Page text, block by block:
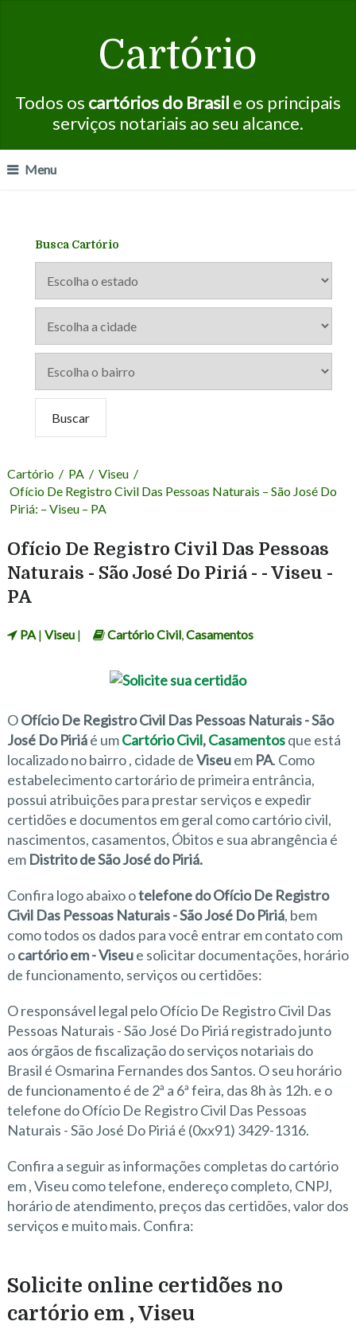
Cartório
Todos os cartórios do Brasil e os principais
serviços notariais ao seu alcance.
Menu
Busca Cartório
Cartório / PA / Viseu /
Ofício De Registro Civil Das Pessoas Naturais – São José Do
Piriá: – Viseu – PA
Ofício De Registro Civil Das Pessoas
Naturais - São José Do Piriá - - Viseu -
PA
PA| Viseu| Cartório Civil,Casamentos
OOfício De Registro Civil Das Pessoas Naturais - São
José Do Piriáé umCartório Civil,Casamentosque está
localizado no bairro, cidade deViseuem PA. Como
estabelecimento cartorário de primeira entrância,
possui atribuições para prestar serviços e expedir
certidões e documentos em geral como cartório civil,
nascimentos, casamentos, Óbitos e sua abrangência é
em Distrito de São José do Piriá.
Confira logo abaixo otelefone do Ofício De Registro
Civil Das Pessoas Naturais - São José Do Piriá, bem
como todos os dados para você entrar em contato com
ocartório em - Viseue solicitar documentações, horário
de funcionamento, serviços ou certidões:
O responsável legal pelo Ofício De Registro Civil Das
Pessoas Naturais - São José Do Piriá registrado junto
aos órgãos de fiscalização do serviços notariais do
Brasil é Osmarina Fernandes dos Santos. O seu horário
de funcionamento é de 2ª a 6ª feira, das 8h às 12h. e o
telefone do Ofício De Registro Civil Das Pessoas
Naturais - São José Do Piriá é (0xx91) 3429-1316.
Confira a seguir as informações completas do cartório
em , Viseu como telefone, endereço completo, CNPJ,
horário de atendimento, preços das certidões, valor dos
serviços e muito mais. Confira:
Solicite online certidões no
cartório em , Viseu